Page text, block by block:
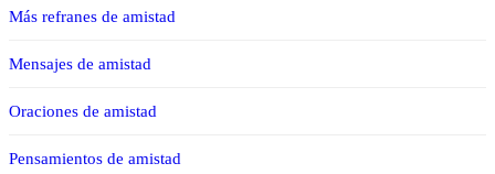
Más refranes de amistad
Mensajes de amistad
Oraciones de amistad
Pensamientos de amistad